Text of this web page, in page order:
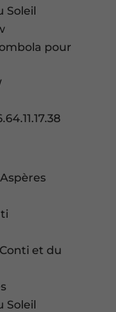
Soleil
pour
et du
Soleil